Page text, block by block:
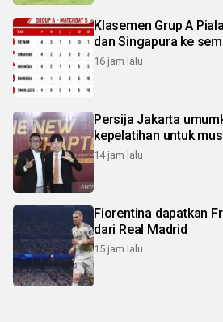
Klasemen Grup A
dan Singapura ke
16 jam lalu
Persija Jakarta
kepelatihan untuk
14 jam lalu
Fiorentina dapatkan
dari Real Madrid
15 jam lalu